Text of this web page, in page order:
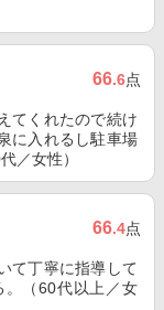
66.6点
てくれたので続け
に入れるし駐車場
／女性）
66.4点
て丁寧に指導して
。（60代以上／女